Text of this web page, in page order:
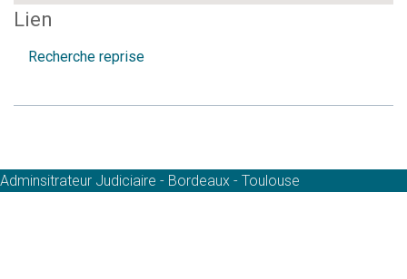
Lien
Recherche reprise
Adminsitrateur Judiciaire - Bordeaux - Toulouse